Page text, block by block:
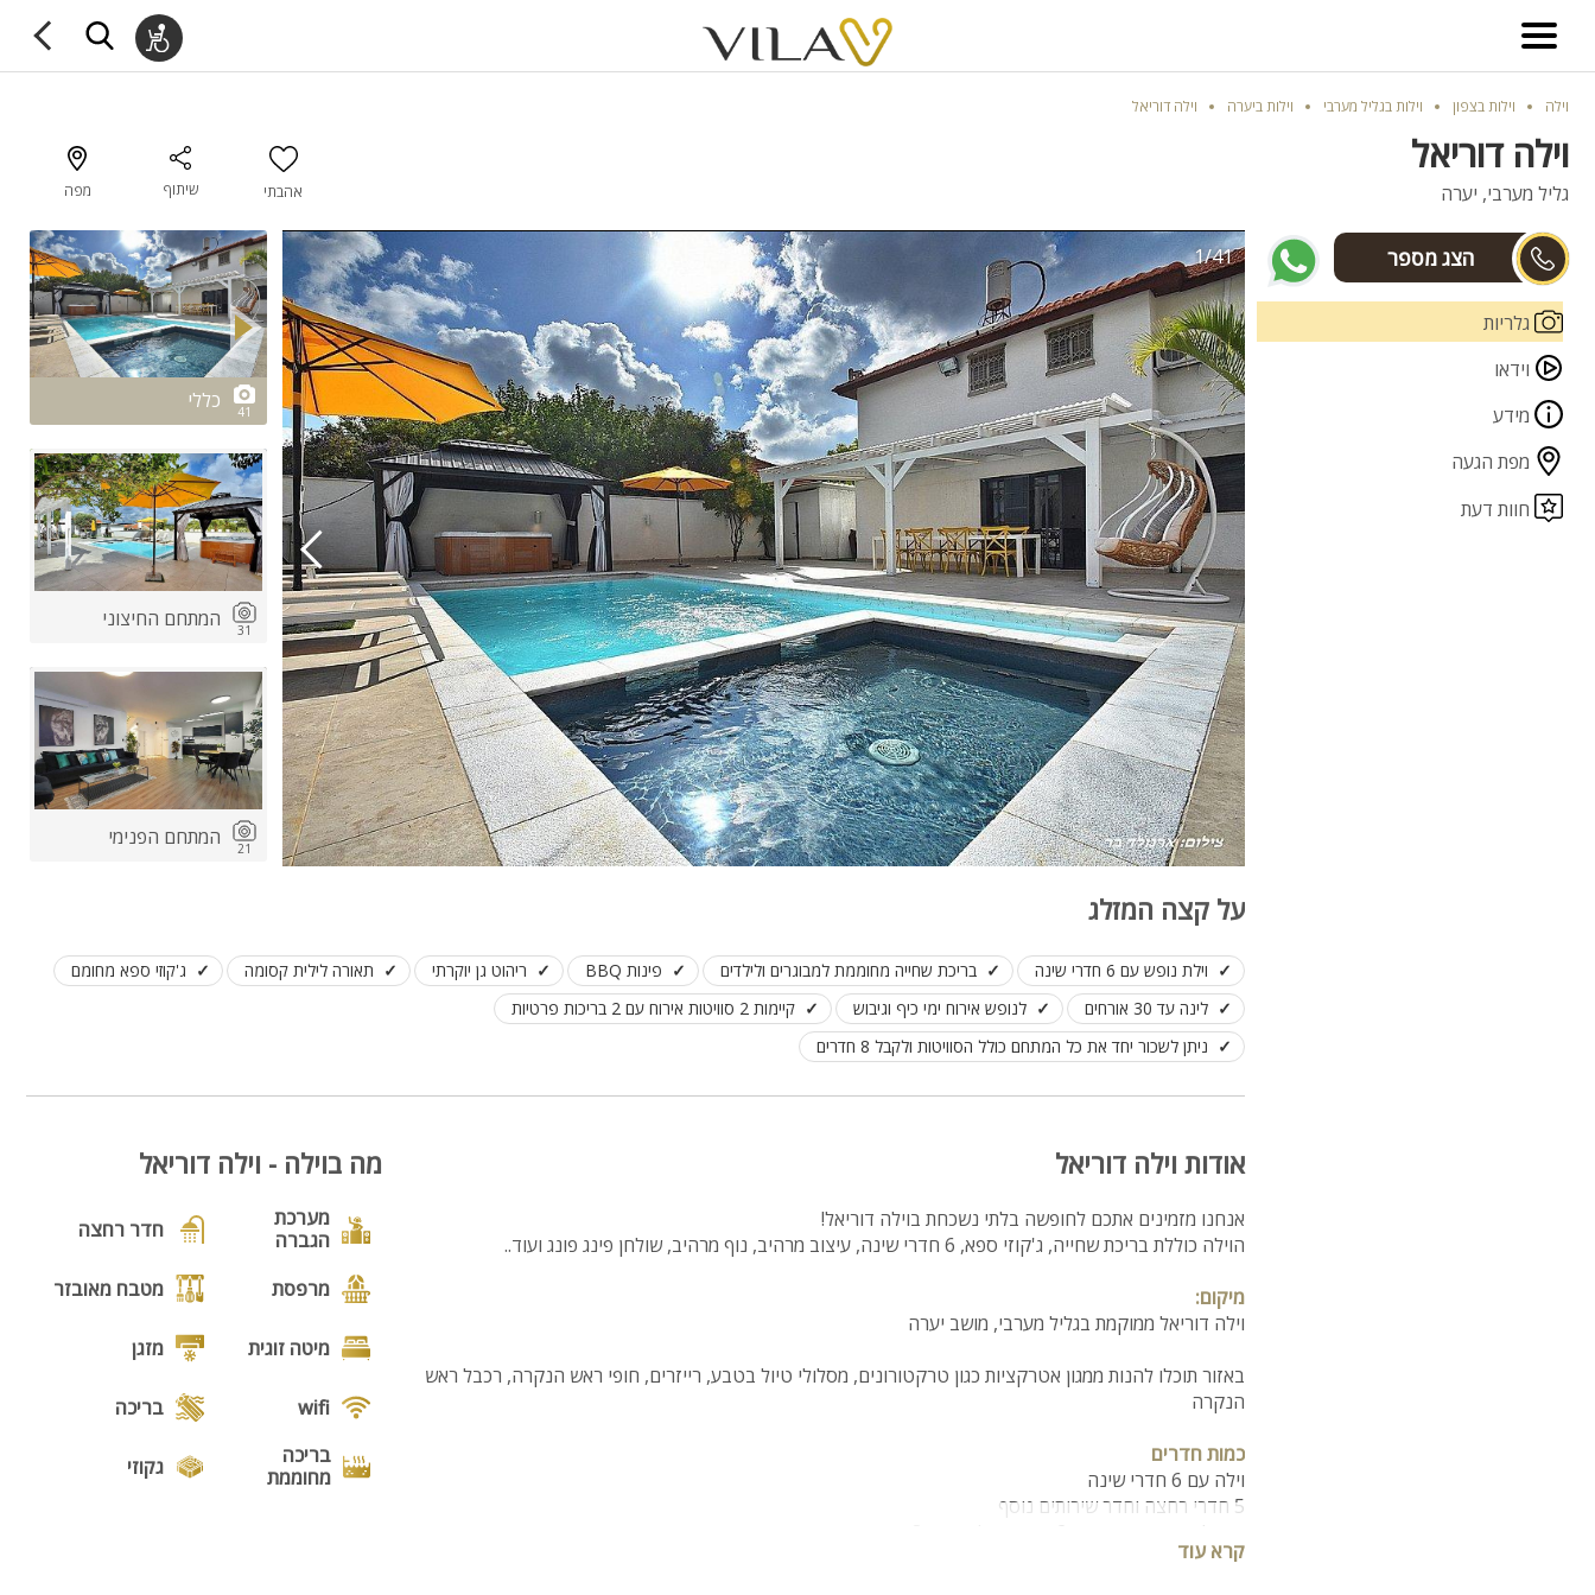
וילה וילות בצפון וילות בגליל מערבי וילות ביערה וילה דוריאל
וילה דוריאל
גליל מערבי, יערה אהבתי שיתוף מפה
גלריות
וידאו
מידע
מפת הגעה
חוות דעת
1/41
2/41
41 כללי
31 המתחם החיצוני
21 המתחם הפנימי
על קצה המזלג
וילת נופש עם 6 חדרי שינה בריכת שחייה מחוממת למבוגרים ולילדים פינות BBQ ריהוט גן יוקרתי תאורה לילית קסומה
ג'קוזי ספא מחומם
לינה עד 30 אורחים
לנופש אירוח ימי כיף וגיבוש
קיימות 2 סוויטות אירוח עם 2 בריכות פרטיות
ניתן לשכור יחד את כל המתחם כולל הסוויטות ולקבל 8 חדרים
אודות וילה דוריאל
אנחנו מזמינים אתכם לחופשה בלתי נשכחת בוילה דוריאל!
הוילה כוללת בריכת שחייה, ג'קוזי ספא, 6 חדרי שינה, עיצוב מרהיב, נוף מרהיב, שולחן פינג פונג ועוד..
מיקום:
וילה דוריאל ממוקמת בגליל מערבי, מושב יערה
באזור תוכלו להנות ממגון אטרקציות כגון טרקטורונים, מסלולי טיול בטבע, רייזרים, חופי ראש הנקרה, רכבל ראש
הנקרה
כמות חדרים
וילה עם 6 חדרי שינה
5 חדרי רחצה וחדר שירותים נוסף
ניתן להשכיר בנוסף עוד 2 סוויטות וליהנות מ8 חדרי שינה.
קרא עוד
מה בוילה - וילה דוריאל
מערכת
הגברה
חדר רחצה
מרפסת מטבח מאובזר
מיטה זוגית מזגן
wifi
בריכה
בריכה
מחוממת
גקוזי